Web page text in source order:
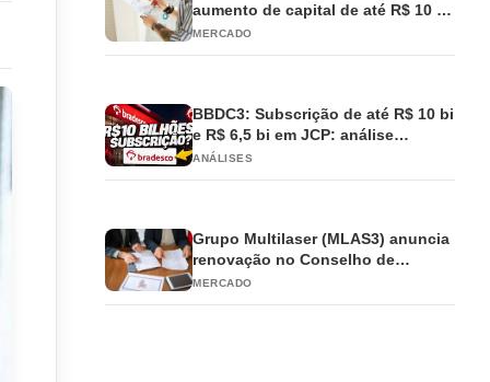
aumento de capital de até R$ 10 bi
e antecipa JCP
MERCADO
BBDC3: Subscrição de até R$ 10 bi
e R$ 6,5 bi em JCP: análise
completa
ANÁLISES
Grupo Multilaser (MLAS3) anuncia
renovação no Conselho de
Administração
MERCADO